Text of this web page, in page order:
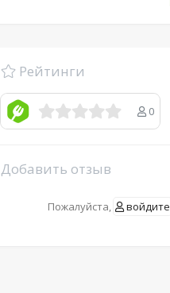
Рейтинги
0
Добавить отзыв
Пожалуйста, войдите